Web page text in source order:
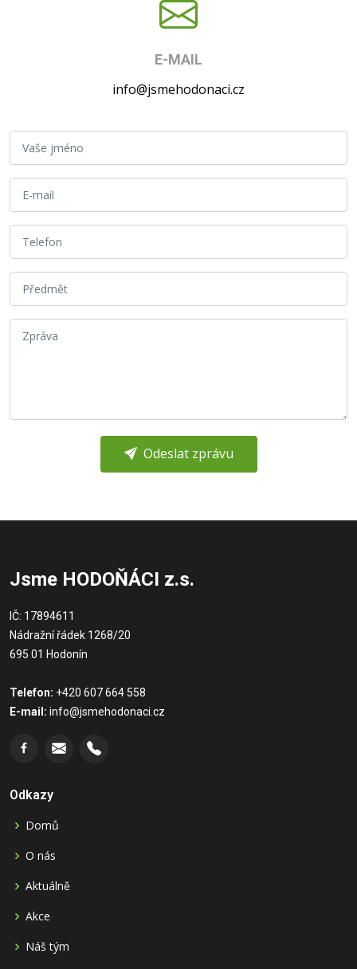
E-MAIL
info@jsmehodonaci.cz
Odeslat zprávu
Jsme HODOŇÁCI z.s.
IČ: 17894611
Nádražní řádek 1268/20
695 01 Hodonín
Telefon: +420 607 664 558
E-mail: info@jsmehodonaci.cz
Odkazy
Domů
O nás
Aktuálně
Akce
Náš tým